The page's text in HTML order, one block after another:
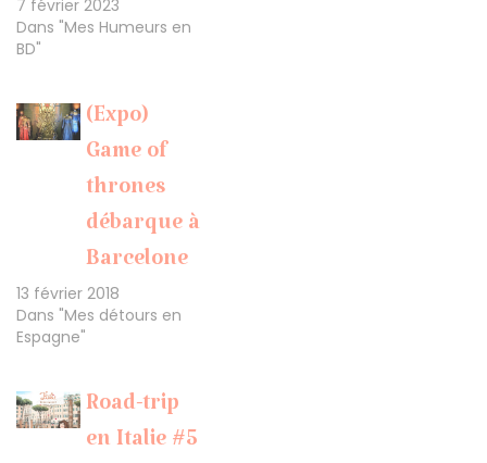
7 février 2023
Dans "Mes Humeurs en
BD"
(Expo)
Game of
thrones
débarque à
Barcelone
13 février 2018
Dans "Mes détours en
Espagne"
Road-trip
en Italie #5